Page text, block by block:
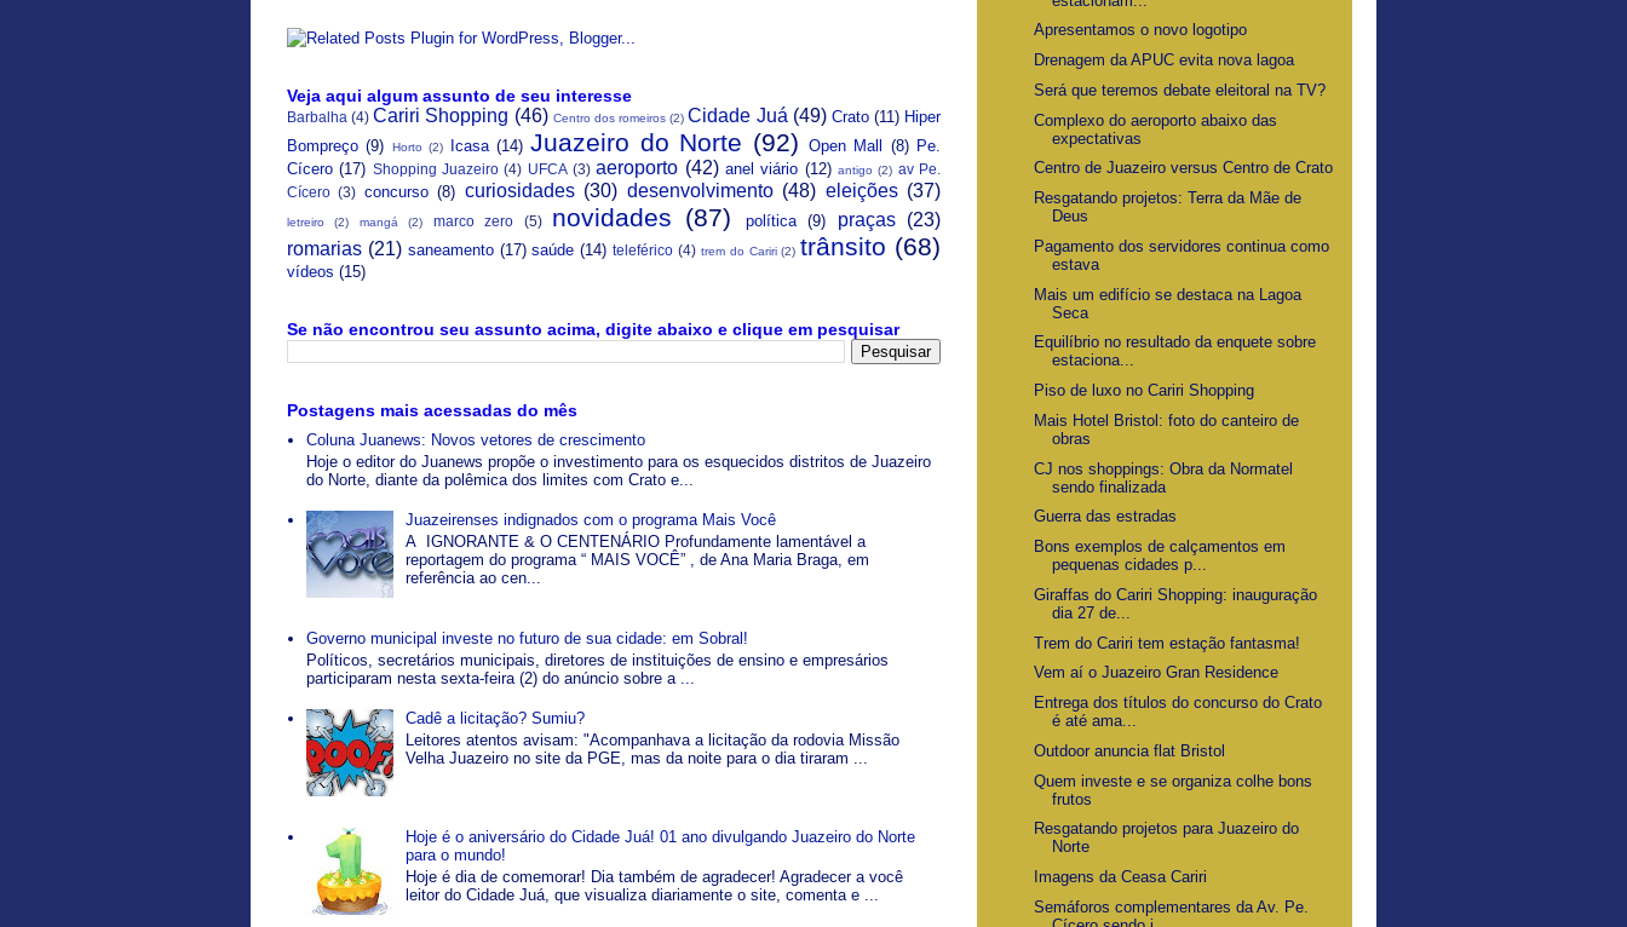
Veja aqui algum assunto de seu interesse
Barbalha (4) Cariri Shopping (46) Centro dos romeiros (2) Cidade Juá (49) Crato (11) Hiper
Bompreço (9) Horto (2) Icasa (14) Juazeiro do Norte (92) Open Mall (8) Pe.
Cícero (17) Shopping Juazeiro (4) UFCA (3) aeroporto (42) anel viário (12) antigo (2) av Pe.
Cícero (3) concurso (8) curiosidades (30) desenvolvimento (48) eleições (37)
letreiro (2) mangá (2) marco zero (5) novidades (87) política (9) praças
(23)
romarias (21) saneamento (17) saúde (14) teleférico (4) trem do Cariri (2) trânsito (68)
vídeos (15)
Se não encontrou seu assunto acima, digite abaixo e clique em pesquisar
Postagens mais acessadas do mês
Coluna Juanews: Novos vetores de crescimento
Hoje o editor do Juanews propõe o investimento para os esquecidos distritos de Juazeiro
do Norte, diante da polêmica dos limites com Crato e...
Juazeirenses indignados com o programa Mais Você
A IGNORANTE & O CENTENÁRIO Profundamente lamentável a
reportagem do programa “ MAIS VOCÊ” , de Ana Maria Braga, em
referência ao cen...
Governo municipal investe no futuro de sua cidade: em Sobral!
Políticos, secretários municipais, diretores de instituições de ensino e empresários
participaram nesta sexta-feira (2) do anúncio sobre a ...
Cadê a licitação? Sumiu?
Leitores atentos avisam: "Acompanhava a licitação da rodovia Missão
Velha Juazeiro no site da PGE, mas da noite para o dia tiraram ...
Hoje é o aniversário do Cidade Juá! 01 ano divulgando Juazeiro do Norte
para o mundo!
Hoje é dia de comemorar! Dia também de agradecer! Agradecer a você
leitor do Cidade Juá, que visualiza diariamente o site, comenta e ...
Apresentamos o novo logotipo
Drenagem da APUC evita nova lagoa
Será que teremos debate eleitoral na TV?
Complexo do aeroporto abaixo das
expectativas
Centro de Juazeiro versus Centro de Crato
Resgatando projetos: Terra da Mãe de
Deus
Pagamento dos servidores continua como
estava
Mais um edifício se destaca na Lagoa
Seca
Equilíbrio no resultado da enquete sobre
estaciona...
Piso de luxo no Cariri Shopping
Mais Hotel Bristol: foto do canteiro de
obras
CJ nos shoppings: Obra da Normatel
sendo finalizada
Guerra das estradas
Bons exemplos de calçamentos em
pequenas cidades p...
Giraffas do Cariri Shopping: inauguração
dia 27 de...
Trem do Cariri tem estação fantasma!
Vem aí o Juazeiro Gran Residence
Entrega dos títulos do concurso do Crato
é até ama...
Outdoor anuncia flat Bristol
Quem investe e se organiza colhe bons
frutos
Resgatando projetos para Juazeiro do
Norte
Imagens da Ceasa Cariri
Semáforos complementares da Av. Pe.